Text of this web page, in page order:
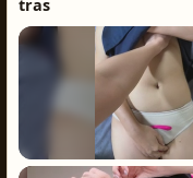
tras